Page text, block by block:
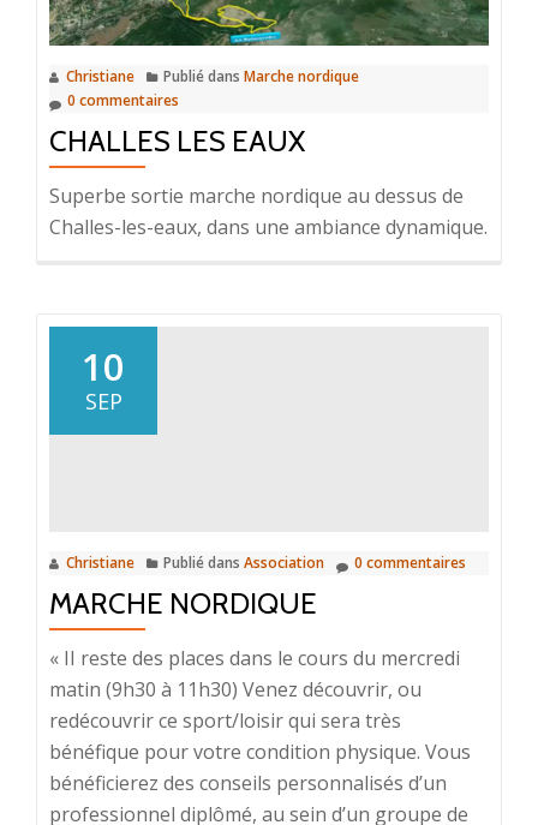
Christiane Publié dans Marche nordique
0 commentaires
CHALLES LES EAUX
Superbe sortie marche nordique au dessus de
Challes-les-eaux, dans une ambiance dynamique.
10
SEP
Christiane Publié dans Association 0 commentaires
MARCHE NORDIQUE
« II reste des places dans le cours du mercredi
matin (9h30 à 11h30) Venez découvrir, ou
redécouvrir ce sport/loisir qui sera très
bénéfique pour votre condition physique. Vous
bénéficierez des conseils personnalisés d’un
professionnel diplômé, au sein d’un groupe de